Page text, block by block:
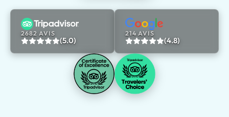
2682 AVIS
(5.0)
214 AVIS
(4.8)